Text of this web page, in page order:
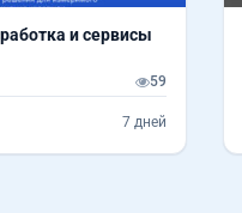
и сервисы
59
7 дней